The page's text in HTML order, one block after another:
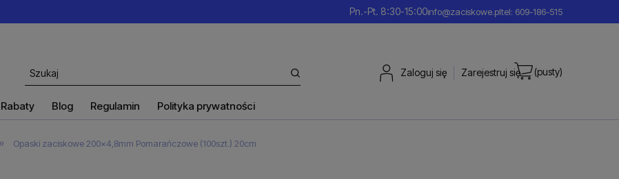
Pn.-Pt. 8:30-15:00info@zaciskowe.pltel: 609-186-515
Zarejestruj się
Zaloguj się (pusty)
Rabaty Blog Regulamin Polityka prywatności
» Opaski zaciskowe 200x4,8mm Pomarańczowe (100szt.) 20cm